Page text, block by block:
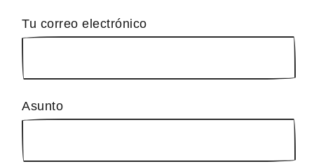
Tu correo electrónico
Asunto